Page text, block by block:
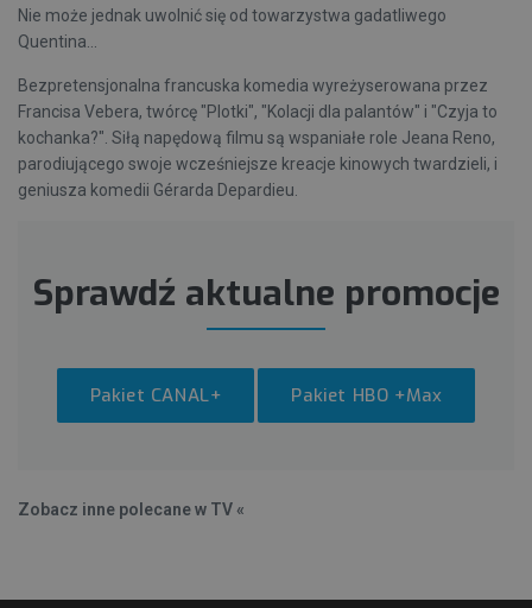
Nie może jednak uwolnić się od towarzystwa gadatliwego
Quentina...
Bezpretensjonalna francuska komedia wyreżyserowana przez
Francisa Vebera, twórcę "Plotki", "Kolacji dla palantów" i "Czyja to
kochanka?". Siłą napędową filmu są wspaniałe role Jeana Reno,
parodiującego swoje wcześniejsze kreacje kinowych twardzieli, i
geniusza komedii Gérarda Depardieu.
Sprawdź aktualne promocje
Pakiet CANAL+ Pakiet HBO +Max
Zobacz inne polecane w TV «